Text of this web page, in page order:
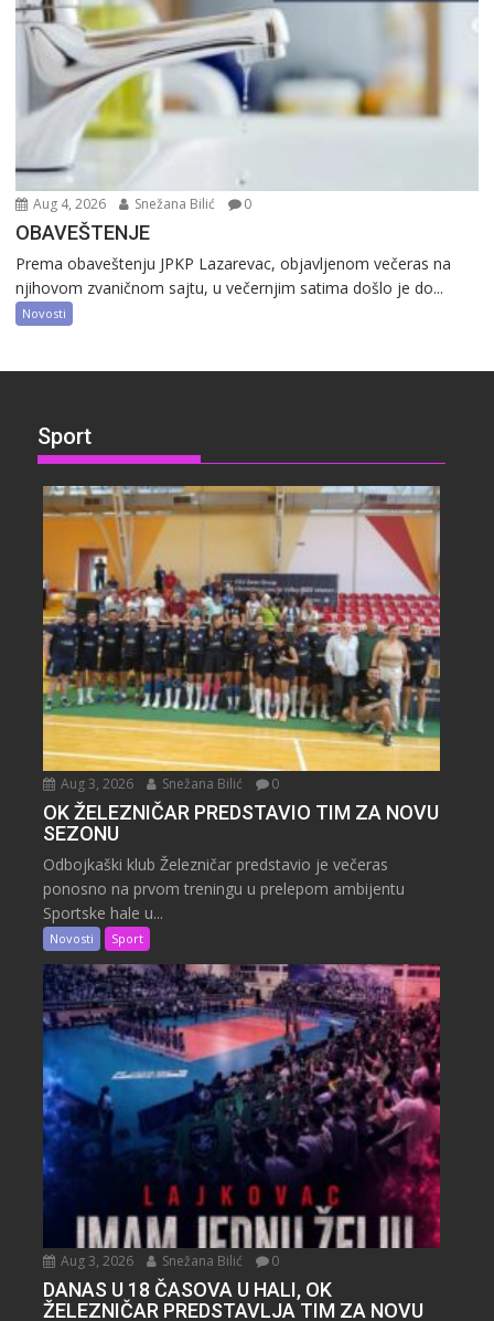
Aug 4, 2026 Snežana Bilić 0
OBAVEŠTENJE
Prema obaveštenju JPKP Lazarevac, objavljenom večeras na
njihovom zvaničnom sajtu, u večernjim satima došlo je do...
Novosti
Sport
Aug 3, 2026 Snežana Bilić 0
OK ŽELEZNIČAR PREDSTAVIO TIM ZA NOVU
SEZONU
Odbojkaški klub Železničar predstavio je večeras
ponosno na prvom treningu u prelepom ambijentu
Sportske hale u...
Novosti Sport
Aug 3, 2026 Snežana Bilić 0
DANAS U 18 ČASOVA U HALI, OK
ŽELEZNIČAR PREDSTAVLJA TIM ZA NOVU